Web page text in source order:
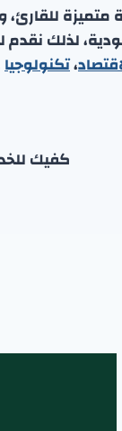
للقارئ،
لذلك
،تكنولوجيا
كفيك